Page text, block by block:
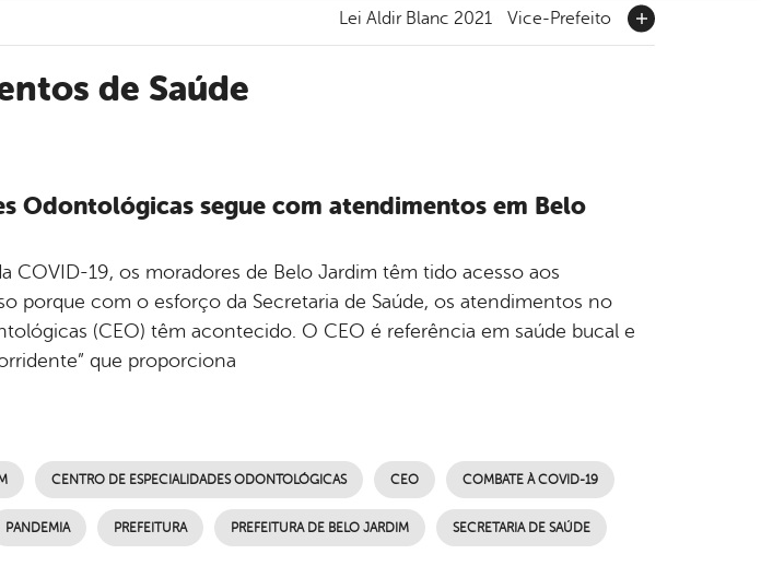
Lei Aldir Blanc 2021 Vice-Prefeito
de Saúde
Odontológicas segue com atendimentos em Belo
COVID-19, os moradores de Belo Jardim têm tido acesso aos
porque com o esforço da Secretaria de Saúde, os atendimentos no
(CEO) têm acontecido. O CEO é referência em saúde bucal e
que proporciona
CENTRO DE ESPECIALIDADES ODONTOLÓGICAS CEO COMBATE À COVID-19
PANDEMIA PREFEITURA PREFEITURA DE BELO JARDIM SECRETARIA DE SAÚDE